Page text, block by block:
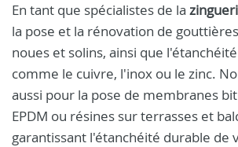
En tant que spécialistes de la
la pose et la rénovation de
noues et solins, ainsi que
comme le cuivre, l'inox ou le zinc.
aussi pour la pose de membranes
EPDM ou résines sur terrasses et
garantissant l'étanchéité durable de